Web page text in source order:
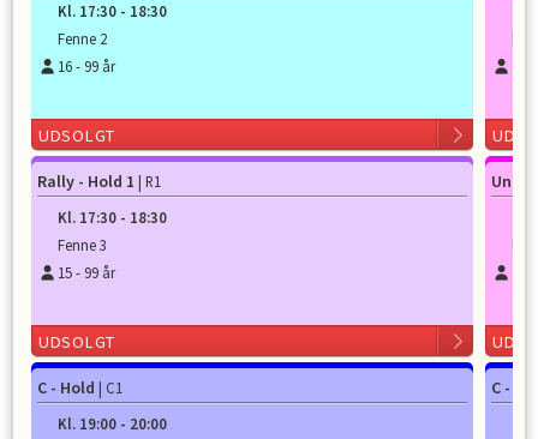
Kl. 17:30 - 18:30
Fenne 2
16- 99år
UDSOLGT
Rally - Hold 1 | R1
Kl. 17:30 - 18:30
Fenne 3
15- 99år
UDSOLGT
C - Hold | C1
Kl. 19:00 - 20:00
C -